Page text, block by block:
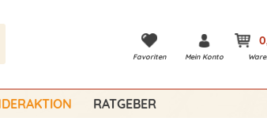
Favoriten Mein Konto
RATGEBER